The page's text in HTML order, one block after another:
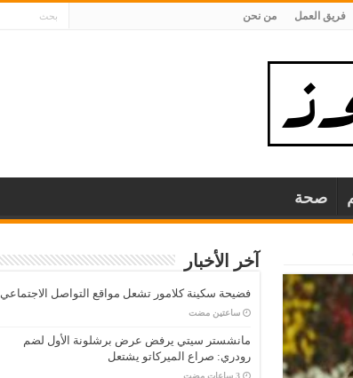
فريق العمل من نحن
صحة
آخر الأخبار
فضيحة سكينة كلامور تشعل مواقع التواصل الاجتماعي
‏ساعتين مضت
مانشستر سيتي يرفض عرض برشلونة الأول لضم
رودري: صراع الميركاتو يشتعل
‏3 ساعات مضت